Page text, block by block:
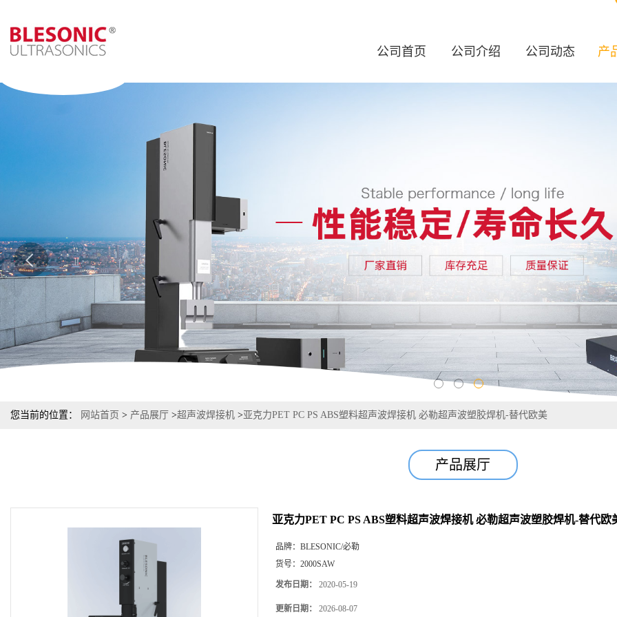
公司首页 公司介绍 公司动态 产
您当前的位置： 网站首页 > 产品展厅 >超声波焊接机 >亚克力PET PC PS ABS塑料超声波焊接机 必勒超声波塑胶焊机-替代欧美
产品展厅
亚克力PET PC PS ABS塑料超声波焊接机 必勒超声波塑胶焊机-替代欧
品牌： BLESONIC/必勒
货号： 2000SAW
发布日期： 2020-05-19
更新日期： 2026-08-07